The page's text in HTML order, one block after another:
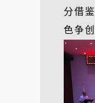
分借
色争